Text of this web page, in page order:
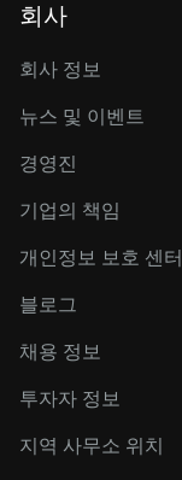
회사
회사 정보
뉴스 및 이벤트
경영진
기업의 책임
개인정보 보호 센터
블로그
채용 정보
투자자 정보
지역 사무소 위치